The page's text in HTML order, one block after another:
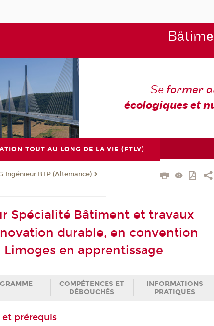
Bâtim
Se former
écologiques et
TOUT AU LONG DE LA VIE (FTLV)
Ingénieur BTP (Alternance)
Spécialité Bâtiment et travaux
durable, en convention
en apprentissage
COMPÉTENCES ET
DÉBOUCHÉS
INFORMATIONS
PRATIQUES
et prérequis